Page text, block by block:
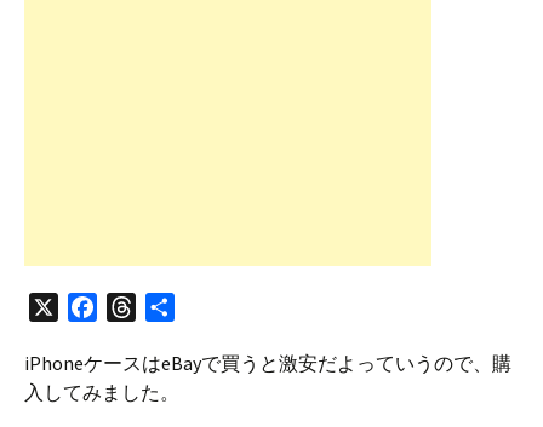
c
e
r
e
iPhoneケースはeBayで買うと激安だよっていうので、購
入してみました。